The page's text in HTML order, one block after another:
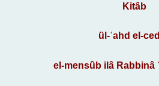
Kitâb
ül-ʿahd el-
el-mensûb ilâ Rabbinâ